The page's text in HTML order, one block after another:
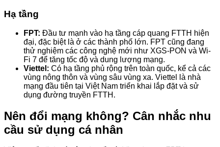
Hạ tầng
FPT: Đầu tư mạnh vào hạ tầng cáp quang FTTH hiện
đại, đặc biệt là ở các thành phố lớn. FPT cũng đang
thử nghiệm các công nghệ mới như XGS-PON và Wi-
Fi 7 để tăng tốc độ và dung lượng mạng.
Viettel: Có hạ tầng phủ rộng trên toàn quốc, kể cả các
vùng nông thôn và vùng sâu vùng xa. Viettel là nhà
mạng đầu tiên tại Việt Nam triển khai lắp đặt và sử
dụng đường truyền FTTH.
Nên đổi mạng không? Cân nhắc nhu
cầu sử dụng cá nhân